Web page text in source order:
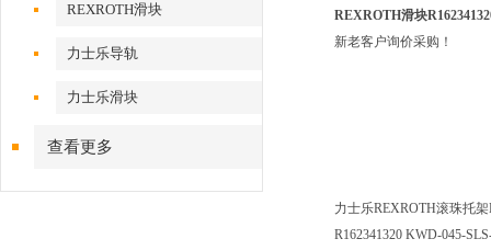
REXROTH滑块
力士乐导轨
力士乐滑块
查看更多
REXROTH滑块
新老客户询价采购！
力士乐REXROTH滚珠托
R162341320 KWD-045-